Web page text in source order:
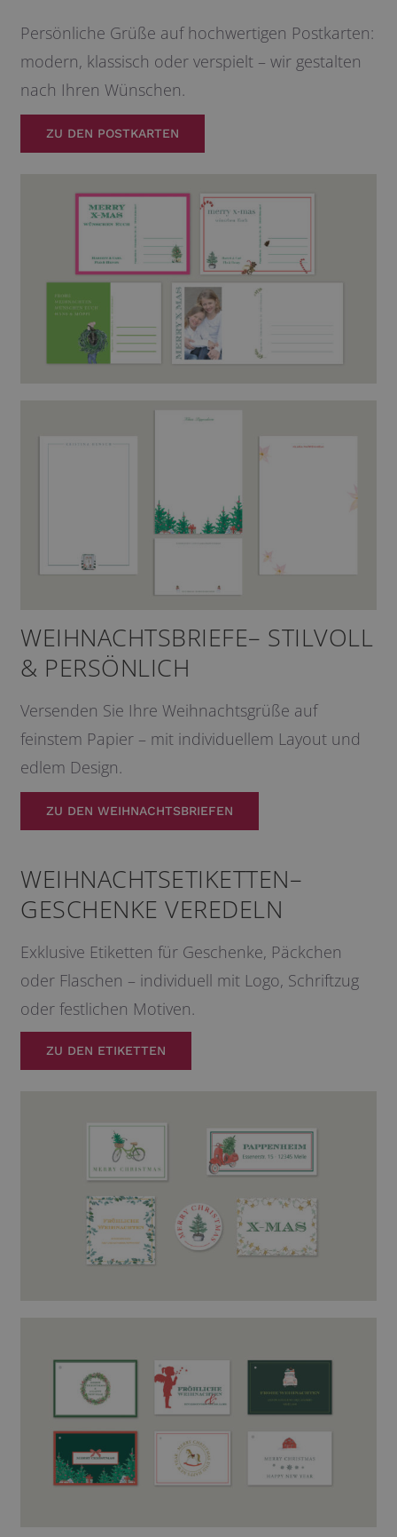
Persönliche Grüße auf hochwertigen Postkarten:
modern, klassisch oder verspielt – wir gestalten
nach Ihren Wünschen.
ZU DEN POSTKARTEN
WEIHNACHTSBRIEFE– STILVOLL
& PERSÖNLICH
Versenden Sie Ihre Weihnachtsgrüße auf
feinstem Papier – mit individuellem Layout und
edlem Design.
ZU DEN WEIHNACHTSBRIEFEN
WEIHNACHTSETIKETTEN–
GESCHENKE VEREDELN
Exklusive Etiketten für Geschenke, Päckchen
oder Flaschen – individuell mit Logo, Schriftzug
oder festlichen Motiven.
ZU DEN ETIKETTEN